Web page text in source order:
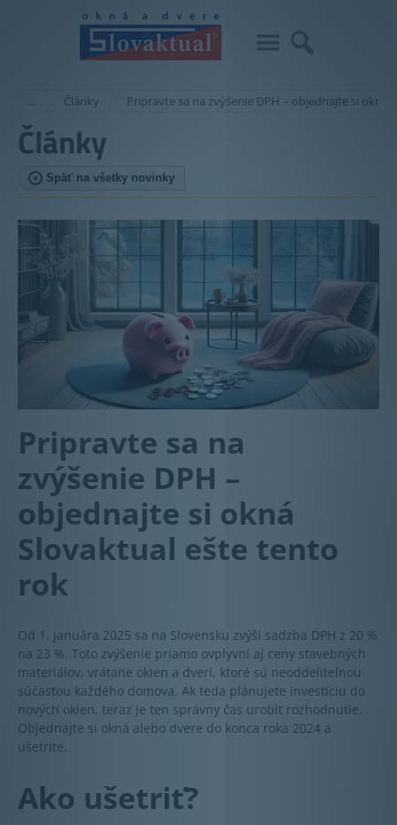
… Články Pripravte sa na zvýšenie DPH – objednajte si okná
Články
Späť na všetky novinky
Pripravte sa na
zvýšenie DPH –
objednajte si okná
Slovaktual ešte tento
rok
Od 1. januára 2025 sa na Slovensku zvýši sadzba DPH z 20 %
na 23 %. Toto zvýšenie priamo ovplyvní aj ceny stavebných
materiálov, vrátane okien a dverí, ktoré sú neoddeliteľnou
súčasťou každého domova. Ak teda plánujete investíciu do
nových okien, teraz je ten správny čas urobiť rozhodnutie.
Objednajte si okná alebo dvere do konca roka 2024 a
ušetrite.
Ako ušetriť?